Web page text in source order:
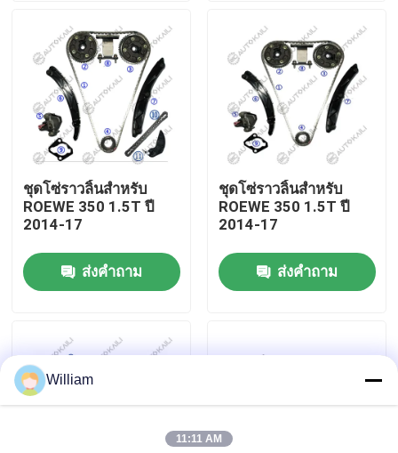
วิดีโอ
เกี่ยวกับเรา
ทัวร์โรงงาน
การควบคุมคุณภาพ
ติดต่อเรา
ขอคําอ้างอิง
ชุดโซ่ราวลิ้นสำหรับ
ROEWE 350 1.5T ปี
2014-17
ส่งคำถาม
ชุดโซ่ราวลิ้นสำหรับ
ROEWE 350 1.5T ปี
2014-17
ส่งคำถาม
William
11:11 AM